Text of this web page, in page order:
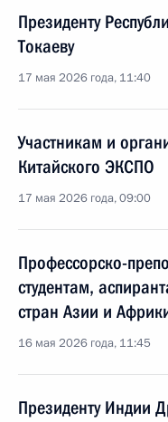
Президенту
Токаеву
17 мая 2026 года, 11:40
Участникам и
Китайского ЭКСПО
17 мая 2026 года, 09:00
Профессорско-
студентам,
стран Азии и
16 мая 2026 года, 11:45
Президенту Индии